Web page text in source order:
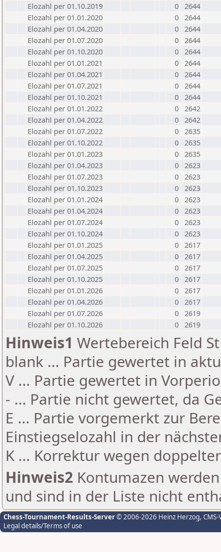
Elozahl per 01.10.2019
0 2644
Elozahl per 01.01.2020
0 2644
Elozahl per 01.04.2020
0 2644
Elozahl per 01.07.2020
0 2644
Elozahl per 01.10.2020
0 2644
Elozahl per 01.01.2021
0 2644
Elozahl per 01.04.2021
0 2644
Elozahl per 01.07.2021
0 2644
Elozahl per 01.10.2021
0 2644
Elozahl per 01.01.2022
0 2642
Elozahl per 01.04.2022
0 2642
Elozahl per 01.07.2022
0 2635
Elozahl per 01.10.2022
0 2635
Elozahl per 01.01.2023
0 2635
Elozahl per 01.04.2023
0 2623
Elozahl per 01.07.2023
0 2623
Elozahl per 01.10.2023
0 2623
Elozahl per 01.01.2024
0 2623
Elozahl per 01.04.2024
0 2623
Elozahl per 01.07.2024
0 2623
Elozahl per 01.10.2024
0 2623
Elozahl per 01.01.2025
0 2617
Elozahl per 01.04.2025
0 2617
Elozahl per 01.07.2025
0 2617
Elozahl per 01.10.2025
0 2617
Elozahl per 01.01.2026
0 2617
Elozahl per 01.04.2026
0 2617
Elozahl per 01.07.2026
0 2619
Elozahl per 01.10.2026
0 2619
Hinweis1 Wertebereich Feld
blank ... Partie gewertet in
V ... Partie gewertet in
- ... Partie nicht gewertet, da
E ... Partie vorgemerkt zur
Einstiegselozahl in der
K ... Korrektur wegen
Hinweis2 Kontumazen
und sind in der Liste nicht
Chess-Tournament-Results-Server© 2006-2026 Heinz Herzog,
Legal details/Terms of use